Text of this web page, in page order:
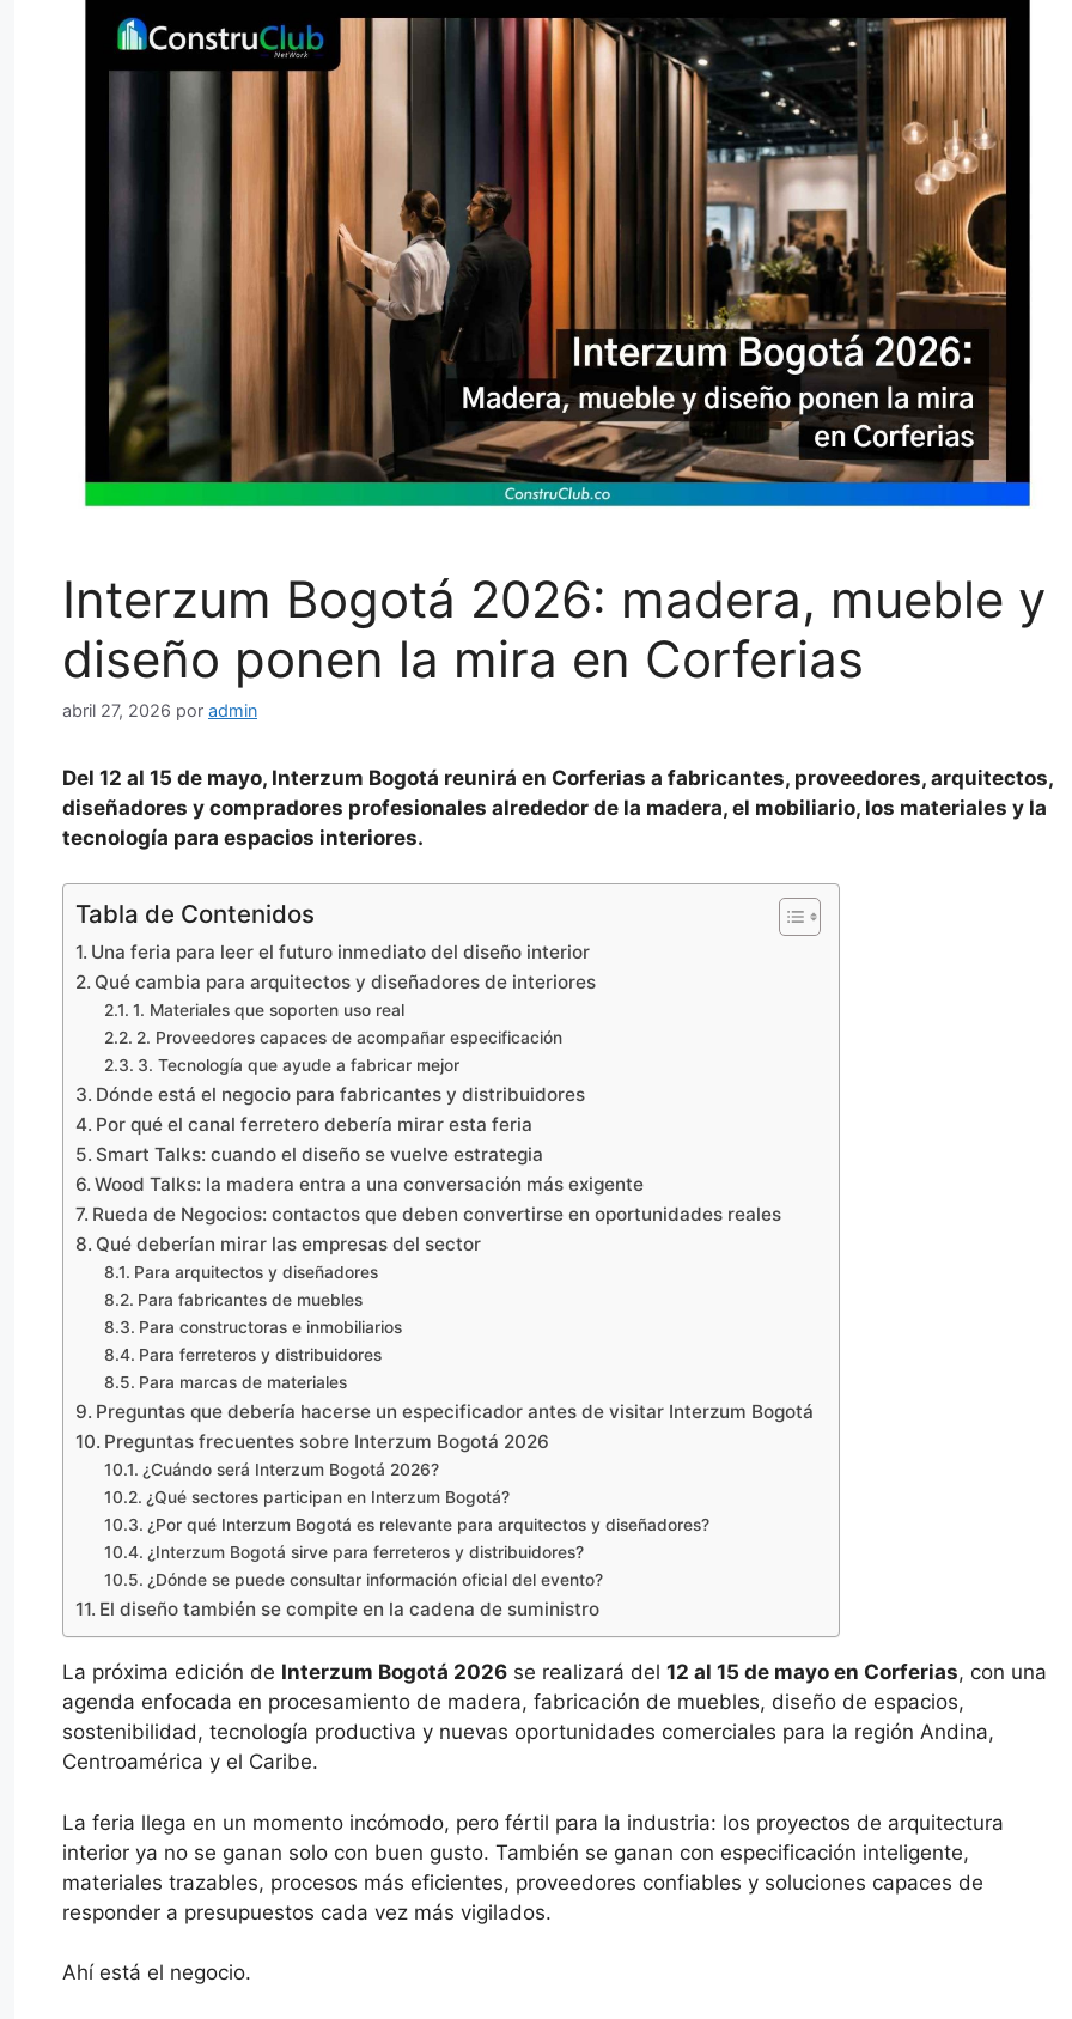
Interzum Bogotá 2026: madera, mueble y
diseño ponen la mira en Corferias
abril 27, 2026 por admin
Del 12 al 15 de mayo, Interzum Bogotá reunirá en Corferias a fabricantes, proveedores, arquitectos,
diseñadores y compradores profesionales alrededor de la madera, el mobiliario, los materiales y la
tecnología para espacios interiores.
Tabla de Contenidos
Una feria para leer el futuro inmediato del diseño interior
Qué cambia para arquitectos y diseñadores de interiores
1. Materiales que soporten uso real
2. Proveedores capaces de acompañar especificación
3. Tecnología que ayude a fabricar mejor
Dónde está el negocio para fabricantes y distribuidores
Por qué el canal ferretero debería mirar esta feria
Smart Talks: cuando el diseño se vuelve estrategia
Wood Talks: la madera entra a una conversación más exigente
Rueda de Negocios: contactos que deben convertirse en oportunidades reales
Qué deberían mirar las empresas del sector
Para arquitectos y diseñadores
Para fabricantes de muebles
Para constructoras e inmobiliarios
Para ferreteros y distribuidores
Para marcas de materiales
Preguntas que debería hacerse un especificador antes de visitar Interzum Bogotá
Preguntas frecuentes sobre Interzum Bogotá 2026
¿Cuándo será Interzum Bogotá 2026?
¿Qué sectores participan en Interzum Bogotá?
¿Por qué Interzum Bogotá es relevante para arquitectos y diseñadores?
¿Interzum Bogotá sirve para ferreteros y distribuidores?
¿Dónde se puede consultar información oficial del evento?
El diseño también se compite en la cadena de suministro
La próxima edición de Interzum Bogotá 2026 se realizará del 12 al 15 de mayo en Corferias, con una
agenda enfocada en procesamiento de madera, fabricación de muebles, diseño de espacios,
sostenibilidad, tecnología productiva y nuevas oportunidades comerciales para la región Andina,
Centroamérica y el Caribe.
La feria llega en un momento incómodo, pero fértil para la industria: los proyectos de arquitectura
interior ya no se ganan solo con buen gusto. También se ganan con especificación inteligente,
materiales trazables, procesos más eficientes, proveedores confiables y soluciones capaces de
responder a presupuestos cada vez más vigilados.
Ahí está el negocio.